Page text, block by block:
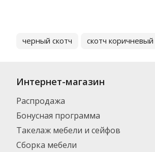
черный скотч скотч коричневый
Интернет-магазин
Распродажа
Бонусная программа
Такелаж мебели и сейфов
Сборка мебели